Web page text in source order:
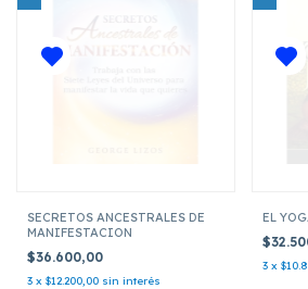
SECRETOS ANCESTRALES DE
MANIFESTACION
$36.600,00
3 x $12.200,00 sin interés
EL
3 x